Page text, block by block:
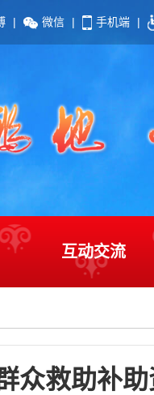
| 微信 | 手机端 |
互动交流
众救助补